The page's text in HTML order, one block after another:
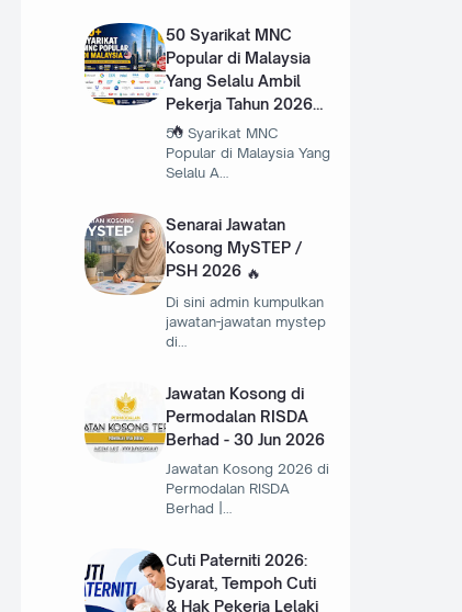
50 Syarikat MNC
Popular di Malaysia
Yang Selalu Ambil
Pekerja Tahun 2026
50 Syarikat MNC
Popular di Malaysia Yang
Selalu A…
Senarai Jawatan
Kosong MySTEP /
PSH 2026
Di sini admin kumpulkan
jawatan-jawatan mystep
di…
Jawatan Kosong di
Permodalan RISDA
Berhad - 30 Jun 2026
Jawatan Kosong 2026 di
Permodalan RISDA
Cuti Paterniti 2026:
Syarat, Tempoh Cuti
& Hak Pekerja Lelaki